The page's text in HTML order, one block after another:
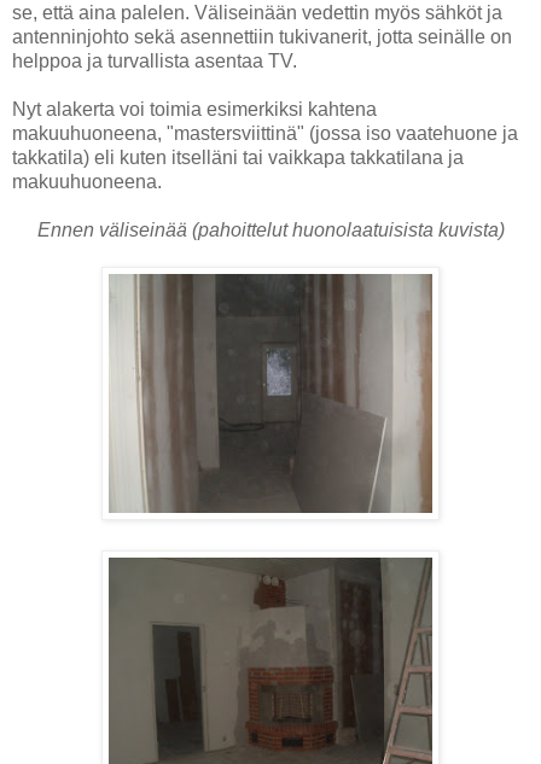
se, että aina palelen. Väliseinään vedettin myös sähköt ja
antenninjohto sekä asennettiin tukivanerit, jotta seinälle on
helppoa ja turvallista asentaa TV.
Nyt alakerta voi toimia esimerkiksi kahtena
makuuhuoneena, "mastersviittinä" (jossa iso vaatehuone ja
takkatila) eli kuten itselläni tai vaikkapa takkatilana ja
makuuhuoneena.
Ennen väliseinää (pahoittelut huonolaatuisista kuvista)